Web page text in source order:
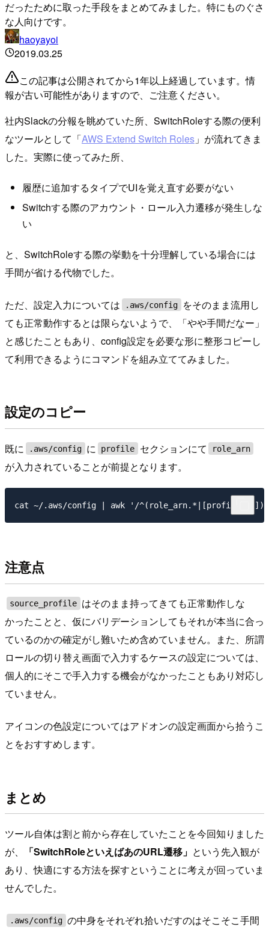
だったために取った手段をまとめてみました。特にものぐさ
な人向けです。
haoyayoi
2019.03.25
この記事は公開されてから1年以上経過しています。情
報が古い可能性がありますので、ご注意ください。
社内Slackの分報を眺めていた所、SwitchRoleする際の便利
なツールとして「AWS Extend Switch Roles 」が流れてきま
した。実際に使ってみた所、
履歴に追加するタイプでUIを覚え直す必要がない
Switchする際のアカウント・ロール入力遷移が発生しな
い
と、SwitchRoleする際の挙動を十分理解している場合には
手間が省ける代物でした。
ただ、設定入力については .aws/config
をそのまま流用し
ても正常動作するとは限らないようで、「やや手間だなー」
と感じたこともあり、config設定を必要な形に整形コピーし
て利用できるようにコマンドを組み立ててみました。
設定のコピー
既に .aws/config に profile セクションにて role_arn
が入力されていることが前提となります。
注意点
source_profile はそのまま持ってきても正常動作しな
かったことと、仮にバリデーションしてもそれが本当に合っ
ているのかの確定がし難いため含めていません。また、所謂
ロールの切り替え画面で入力するケースの設定については、
個人的にそこで手入力する機会がなかったこともあり対応し
ていません。
アイコンの色設定についてはアドオンの設定画面から拾うこ
とをおすすめします。
まとめ
ツール自体は割と前から存在していたことを今回知りました
が、
「SwitchRoleといえばあのURL遷移」 という先入観が
あり、快適にする方法を探すということに考えが回っていま
せんでした。
.aws/config の中身をそれぞれ拾いだすのはそこそこ手間